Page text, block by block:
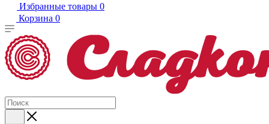
Избранные товары 0
Корзина 0